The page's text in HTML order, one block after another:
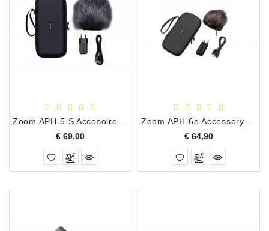
Zoom APH-5 S Accesoire Pakket voor Zoom H-5 Studio
€ 69,00Prijs
Zoom APH-6e Accessory Pack voor H-6 Essential
€ 64,90Prijs